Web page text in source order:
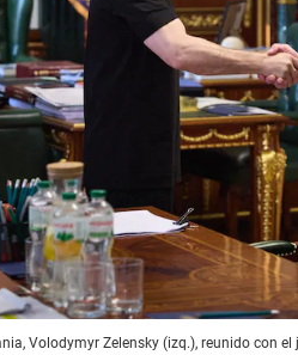
Volodymyr Zelensky (izq.), reunido con